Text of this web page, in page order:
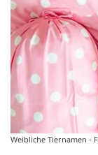
Weibliche Tiernamen -